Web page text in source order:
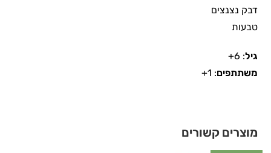
דבק נצנצים
טבעות
גיל: 6+
משתתפים: 1+
מוצרים קשורים